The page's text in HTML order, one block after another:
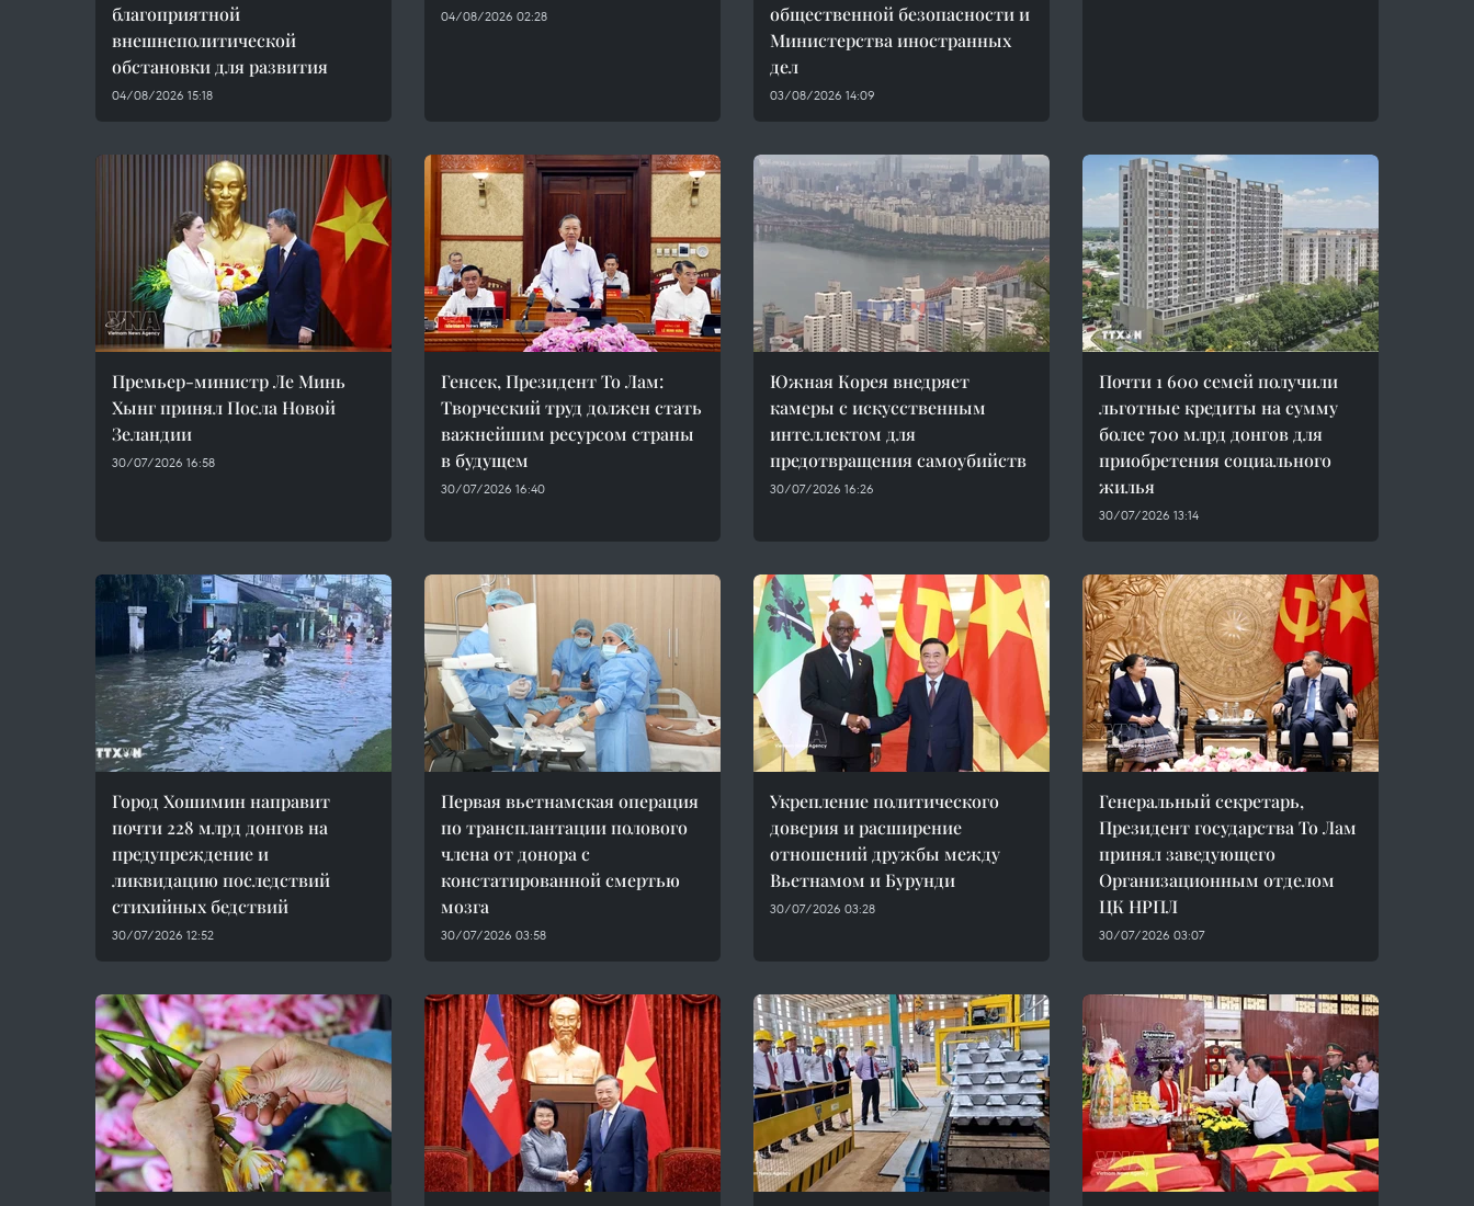
благоприятной
внешнеполитической
обстановки для развития
04/08/2026 15:18
04/08/2026 02:28
общественной безопасности и
Министерства иностранных
дел
03/08/2026 14:09
Премьер-министр Ле Минь
Хынг принял Посла Новой
Зеландии
30/07/2026 16:58
Генсек, Президент То Лам:
Творческий труд должен стать
важнейшим ресурсом страны
в будущем
30/07/2026 16:40
Южная Корея внедряет
камеры с искусственным
интеллектом для
предотвращения самоубийств
30/07/2026 16:26
Почти 1 600 семей получили
льготные кредиты на сумму
более 700 млрд донгов для
приобретения социального
жилья
30/07/2026 13:14
Город Хошимин направит
почти 228 млрд донгов на
предупреждение и
ликвидацию последствий
стихийных бедствий
30/07/2026 12:52
Первая вьетнамская операция
по трансплантации полового
члена от донора с
констатированной смертью
мозга
30/07/2026 03:58
Укрепление политического
доверия и расширение
отношений дружбы между
Вьетнамом и Бурунди
30/07/2026 03:28
Генеральный секретарь,
Президент государства То Лам
принял заведующего
Организационным отделом
ЦК НРПЛ
30/07/2026 03:07